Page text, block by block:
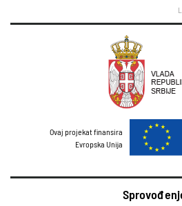
Ovaj projekat finansira
Evropska Unija